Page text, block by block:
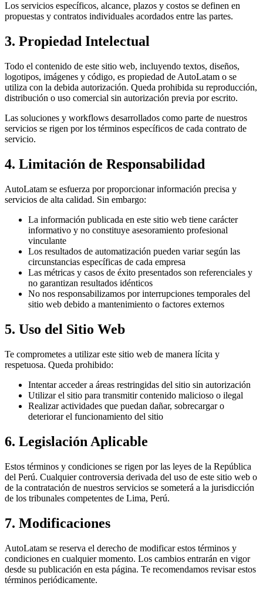
Los servicios específicos, alcance, plazos y costos se definen en
propuestas y contratos individuales acordados entre las partes.
3. Propiedad Intelectual
Todo el contenido de este sitio web, incluyendo textos, diseños,
logotipos, imágenes y código, es propiedad de AutoLatam o se
utiliza con la debida autorización. Queda prohibida su reproducción,
distribución o uso comercial sin autorización previa por escrito.
Las soluciones y workflows desarrollados como parte de nuestros
servicios se rigen por los términos específicos de cada contrato de
servicio.
4. Limitación de Responsabilidad
AutoLatam se esfuerza por proporcionar información precisa y
servicios de alta calidad. Sin embargo:
La información publicada en este sitio web tiene carácter
informativo y no constituye asesoramiento profesional
vinculante
Los resultados de automatización pueden variar según las
circunstancias específicas de cada empresa
Las métricas y casos de éxito presentados son referenciales y
no garantizan resultados idénticos
No nos responsabilizamos por interrupciones temporales del
sitio web debido a mantenimiento o factores externos
5. Uso del Sitio Web
Te comprometes a utilizar este sitio web de manera lícita y
respetuosa. Queda prohibido:
Intentar acceder a áreas restringidas del sitio sin autorización
Utilizar el sitio para transmitir contenido malicioso o ilegal
Realizar actividades que puedan dañar, sobrecargar o
deteriorar el funcionamiento del sitio
6. Legislación Aplicable
Estos términos y condiciones se rigen por las leyes de la República
del Perú. Cualquier controversia derivada del uso de este sitio web o
de la contratación de nuestros servicios se someterá a la jurisdicción
de los tribunales competentes de Lima, Perú.
7. Modificaciones
AutoLatam se reserva el derecho de modificar estos términos y
condiciones en cualquier momento. Los cambios entrarán en vigor
desde su publicación en esta página. Te recomendamos revisar estos
términos periódicamente.